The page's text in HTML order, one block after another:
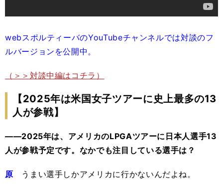
webスポルティーバのYouTubeチャンネルでは対談のフ
ルバージョンを公開中。
（＞＞対談中編はコチラ）
【2025年は米国女子ツアーに史上最多の13
人が参戦】
――2025年は、アメリカのLPGAツアーに日本人選手13
人が参戦予定です。なかでも注目している選手は？
原 うまい選手しかアメリカに行かないんだよね。